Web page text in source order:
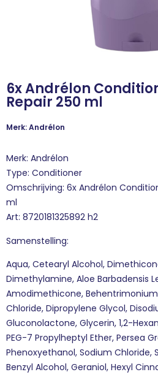
6x Andrélon
Repair 250 ml
Merk: Andrélon
Merk: Andrélon
Type: Conditioner
Omschrijving: 6x Andrélon
ml
Art: 8720181325892 h2
Samenstelling:
Aqua, Cetearyl Alcohol,
Dimethylamine, Aloe Barbadensis
Amodimethicone,
Chloride, Dipropylene Glycol,
Gluconolactone, Glycerin, 1,2-
PEG-7 Propylheptyl Ether, Persea
Phenoxyethanol, Sodium Chloride,
Benzyl Alcohol, Geraniol, Hexyl